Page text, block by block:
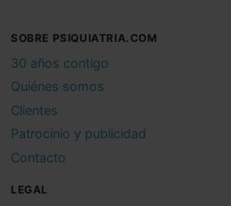
SOBRE PSIQUIATRIA.COM
30 años contigo
Quiénes somos
Clientes
Patrocinio y publicidad
Contacto
LEGAL